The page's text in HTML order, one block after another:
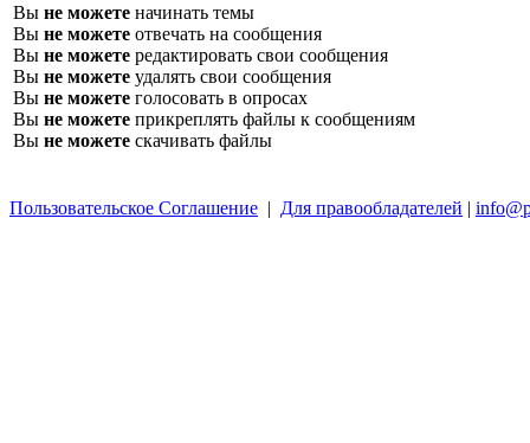
Вы не можете начинать темы
Вы не можете отвечать на сообщения
Вы не можете редактировать свои сообщения
Вы не можете удалять свои сообщения
Вы не можете голосовать в опросах
Вы не можете прикреплять файлы к сообщениям
Вы не можете скачивать файлы
Пользовательское Соглашение | Для правообладателей |